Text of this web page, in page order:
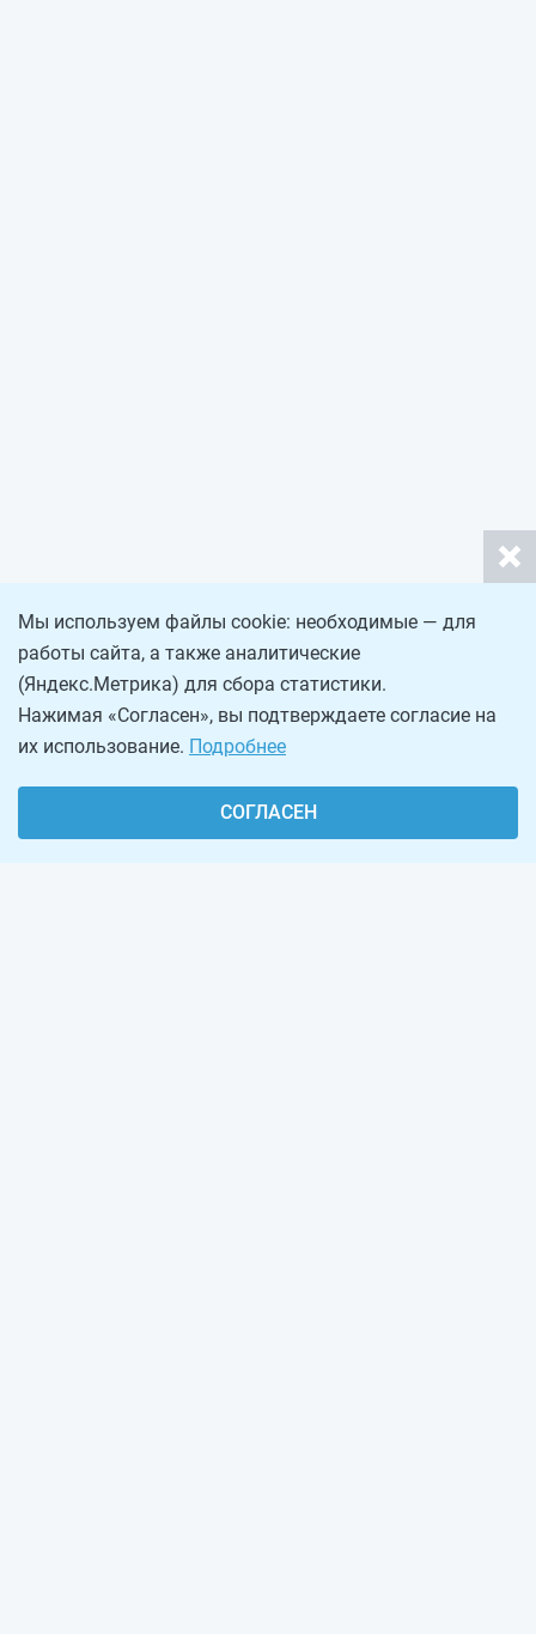
Мы используем файлы cookie: необходимые — для
работы сайта, а также аналитические
(Яндекс.Метрика) для сбора статистики.
Нажимая «Согласен», вы подтверждаете согласие на
их использование. Подробнее
СОГЛАСЕН